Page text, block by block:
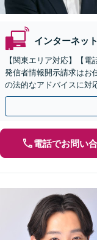
インターネット
【関東エリア対応】【
発信者情報開示請求はお
の法的なアドバイスに対
らのご相談にも対応【平
電話でお問い